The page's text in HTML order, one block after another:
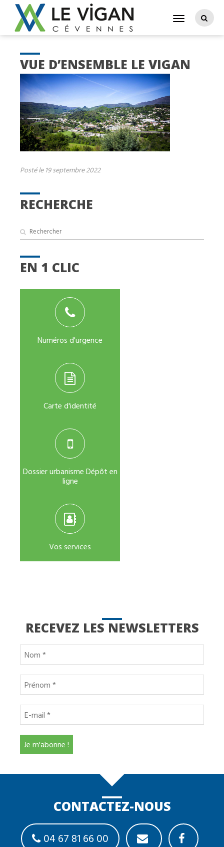
RECHERCHE
EN 1 CLIC
Numéros d'urgence
Carte d'identité
Dossier urbanisme Dépôt en
ligne
Vos services
VUE D’ENSEMBLE LE VIGAN
Posté le 19 septembre 2022
RECEVEZ LES NEWSLETTERS
CONTACTEZ-NOUS
04 67 81 66 00